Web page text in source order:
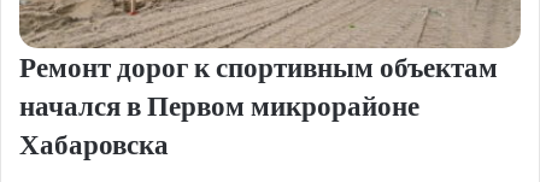
Ремонт дорог к спортивным объектам
начался в Первом микрорайоне
Хабаровска